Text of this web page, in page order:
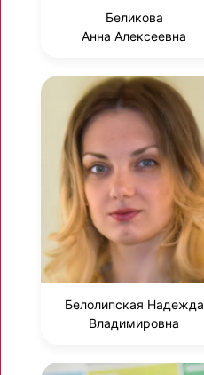
Беликова
Анна Алексеевна
Белолипская Надежда
Владимировна